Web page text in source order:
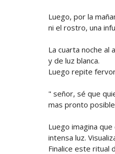
Luego, por la
ni el rostro, una
La cuarta noche al
y de luz blanca.
Luego repite
" señor, sé que
mas pronto
Luego imagina
intensa luz.
Finalice este ritual